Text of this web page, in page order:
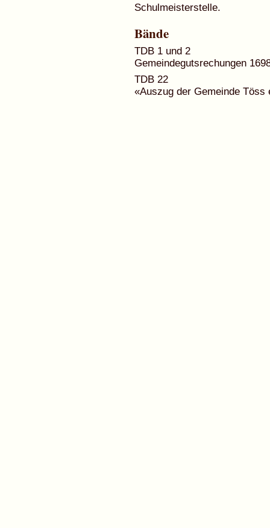
Schulmeisterstelle.
Bände
TDB 1 und 2
Gemeindegutsrechungen
TDB 22
«Auszug der Gemeinde